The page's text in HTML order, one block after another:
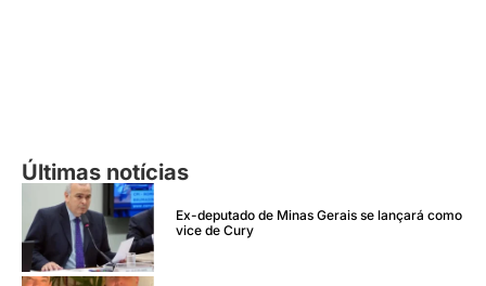
Últimas notícias
Ex-deputado de Minas Gerais se lançará como
vice de Cury